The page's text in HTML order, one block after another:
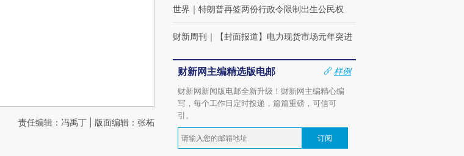
责任编辑：冯禹丁 | 版面编辑：张柘
世界 ｜ 特朗普再签两份行政令限制出生公民权
财新周刊 ｜ 【封面报道】电力现货市场元年突进
财新网主编精选版电邮
样例
财新网新闻版电邮全新升级！财新网主编精心编
写，每个工作日定时投递，篇篇重磅，可信可
引。
订阅